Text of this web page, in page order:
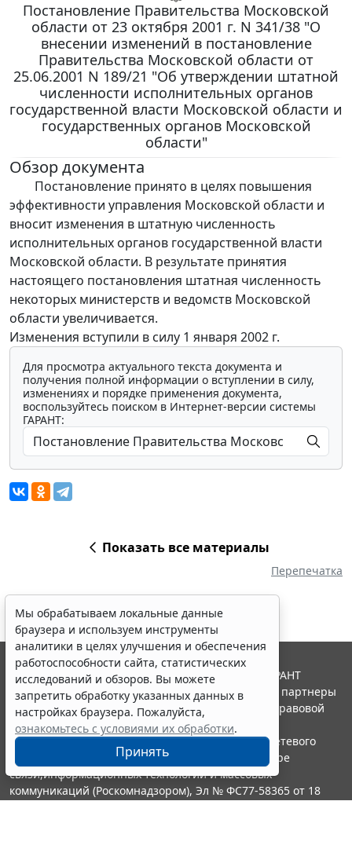
Постановление Правительства Московской
области от 23 октября 2001 г. N 341/38 "О
внесении изменений в постановление
Правительства Московской области от
25.06.2001 N 189/21 "Об утверждении штатной
численности исполнительных органов
государственной власти Московской области и
государственных органов Московской
области"
Обзор документа
Постановление принято в целях повышения
эффективности управления Московской области и
вносит изменения в штатную численность
исполнительных органов государственной власти
Московской области. В результате принятия
настоящего постановления штатная численность
некоторых министерств и ведомств Московской
области увеличивается.
Изменения вступили в силу 1 января 2002 г.
Для просмотра актуального текста документа и
получения полной информации о вступлении в силу,
изменениях и порядке применения документа,
воспользуйтесь поиском в Интернет-версии системы
ГАРАНТ:
Показать все материалы
Перепечатка
Мы обрабатываем локальные данные
браузера и используем инструменты
аналитики в целях улучшения и обеспечения
работоспособности сайта, статистических
исследований и обзоров. Вы можете
запретить обработку указанных данных в
настройках браузера. Пожалуйста,
ознакомьтесь с условиями их обработки.
Принять
© ООО "НПП "ГАРАНТ-СЕРВИС", 2026. Система ГАРАНТ
выпускается с 1990 года. Компания "Гарант" и ее партнеры
являются участниками Российской ассоциации правовой
информации ГАРАНТ.
Портал ГАРАНТ.РУ зарегистрирован в качестве сетевого
издания Федеральной службой по надзору в сфере
связи,информационных технологий и массовых
коммуникаций (Роскомнадзором), Эл № ФС77-58365 от 18